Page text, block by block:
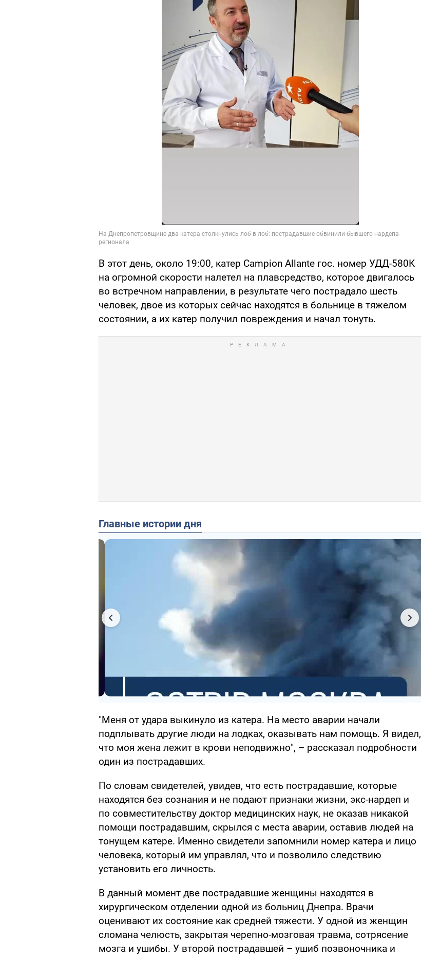
В этот день, около 19:00, катер Campion Allante гос. номер УДД-580К
на огромной скорости налетел на плавсредство, которое двигалось
во встречном направлении, в результате чего пострадало шесть
человек, двое из которых сейчас находятся в больнице в тяжелом
состоянии, а их катер получил повреждения и начал тонуть.
Главные истории дня
"Меня от удара выкинуло из катера. На место аварии начали
подплывать другие люди на лодках, оказывать нам помощь. Я видел,
что моя жена лежит в крови неподвижно", – рассказал подробности
один из пострадавших.
По словам свидетелей, увидев, что есть пострадавшие, которые
находятся без сознания и не подают признаки жизни, экс-нардеп и
по совместительству доктор медицинских наук, не оказав никакой
помощи пострадавшим, скрылся с места аварии, оставив людей на
тонущем катере. Именно свидетели запомнили номер катера и лицо
человека, который им управлял, что и позволило следствию
установить его личность.
В данный момент две пострадавшие женщины находятся в
хирургическом отделении одной из больниц Днепра. Врачи
оценивают их состояние как средней тяжести. У одной из женщин
сломана челюсть, закрытая черепно-мозговая травма, сотрясение
мозга и ушибы. У второй пострадавшей – ушиб позвоночника и